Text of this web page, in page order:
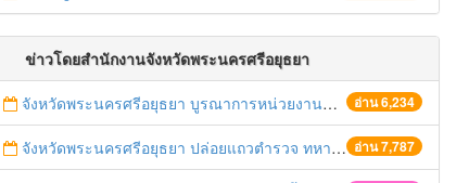
ข่าวโดยสำนักงานจังหวัดพระนครศรีอยุธยา
อ่าน 6,234
จังหวัดพระนครศรีอยุธยา บูรณาการหน่วยงานที่เกี่ยวข้อง ลงพื้นที่จัดระเบียบและดำเนินมาตรการตามบทลงโทษสูงสุดกับผู้ประกอบการร้านค้าที่ยังฝ่าฝืนตั้งร้านค้ารุกล้ำเขตพื้นที่ทางหลวง เตรียมความปลอดภัยก่อนเทศกาลสงกรานต์
อ่าน 7,787
จังหวัดพระนครศรีอยุธยา ปล่อยแถวตำรวจ ทหาร ฝ่ายปกครอง กว่า 100 นาย ตรวจเข้มท่ารถสาธารณะ สถานีขนส่งรถโดยสาร วินรถตู้ และสถานีรถไฟ เตรียมรับมือเทศกาลสงกรานต์